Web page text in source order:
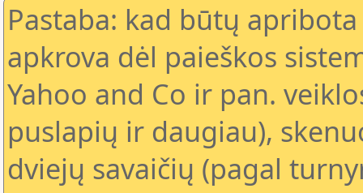
Pastaba: kad būtų
apkrova dėl paieškos
Yahoo and Co ir pan.
puslapių ir daugiau),
dviejų savaičių (pagal